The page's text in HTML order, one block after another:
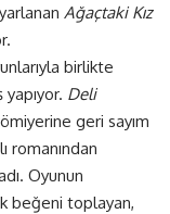
Ağaçtaki Kız
birlikte
Deli
geri sayım
romanından
Oyunun
beğeni toplayan,